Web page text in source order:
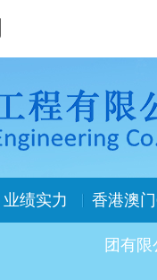
业绩实力 香港澳
团有限